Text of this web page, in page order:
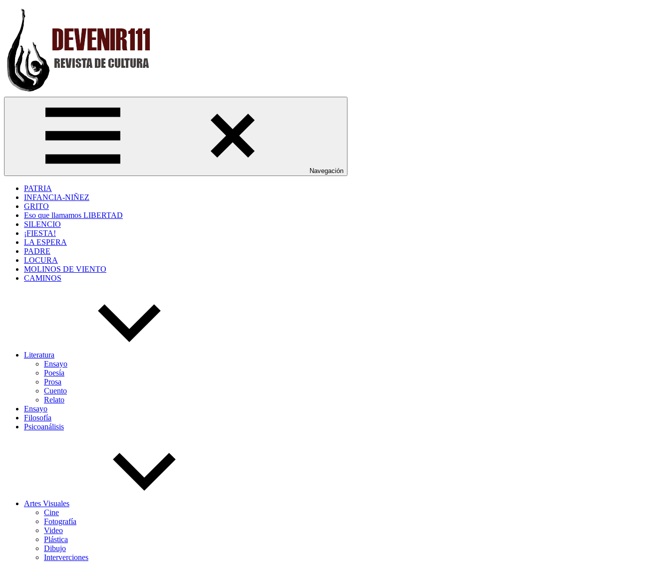
Saltar
contenido
Navegación
PATRIA
INFANCIA-NIÑEZ
GRITO
Eso que llamamos LIBERTAD
SILENCIO
¡FIESTA!
LA ESPERA
PADRE
LOCURA
MOLINOS DE VIENTO
CAMINOS
Literatura
Ensayo
Poesía
Prosa
Cuento
Relato
Ensayo
Filosofía
Psicoanálisis
Artes Visuales
Cine
Fotografía
Video
Plástica
Dibujo
Interverciones